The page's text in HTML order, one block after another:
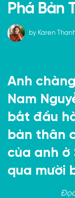
Phá Bản
by Karen
Anh
Nam
bắt đầu
bản thân
của anh ở
qua mười